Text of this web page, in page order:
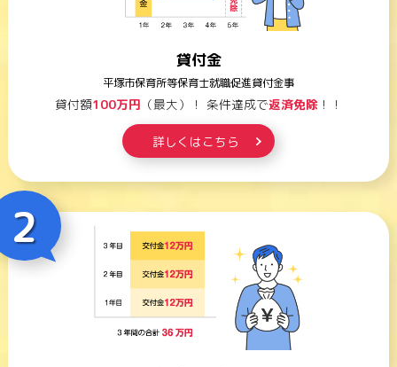
貸付金
平塚市保育所等保育士就職促進貸付金事
貸付額100万円 （最大）！ 条件達成で返済免除！！
詳しくはこちら
2